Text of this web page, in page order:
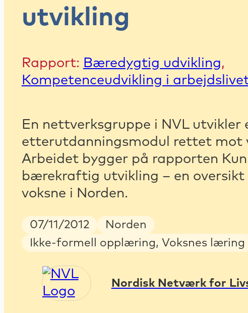
utvikling
Rapport: Bæredygtig udvikling,
Kompetenceudvikling i
En nettverksgruppe i NVL utvikler
etterutdanningsmodul rettet mot
Arbeidet bygger på rapporten
bærekraftig utvikling – en oversikt
voksne i Norden.
Publish Date
07/11/2012 Country
Norden
Keywords
Ikke-formell opplæring, Voksnes læring
Nordisk Netværk for